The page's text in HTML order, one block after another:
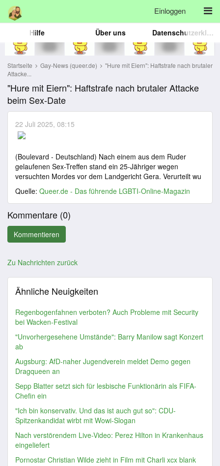
Einloggen
Hilfe Über uns Datenschutzerklärung
Startseite Gay-News (queer.de)
"Hure mit Eiern": Haftstrafe nach brutaler
Attacke...
"Hure mit Eiern": Haftstrafe nach brutaler Attacke
beim Sex-Date
22 Juli 2025, 08:15
(Boulevard - Deutschland) Nach einem aus dem Ruder
gelaufenen Sex-Treffen stand ein 25-Jähriger wegen
versuchten Mordes vor dem Landgericht Gera. Verurteilt wu
Quelle: Queer.de - Das führende LGBTI-Online-Magazin
Kommentare (0)
Zu Nachrichten zurück
Ähnliche Neuigkeiten
Regenbogenfahnen verboten? Auch Probleme mit Security
bei Wacken-Festival
"Unvorhergesehene Umstände": Barry Manilow sagt Konzert
ab
Augsburg: AfD-naher Jugendverein meldet Demo gegen
Dragqueen an
Sepp Blatter setzt sich für lesbische Funktionärin als FIFA-
Chefin ein
"Ich bin konservativ. Und das ist auch gut so": CDU-
Spitzenkandidat wirbt mit Wowi-Slogan
Nach verstörendem Live-Video: Perez Hilton in Krankenhaus
eingeliefert
Pornostar Christian Wilde zieht in Film mit Charli xcx blank